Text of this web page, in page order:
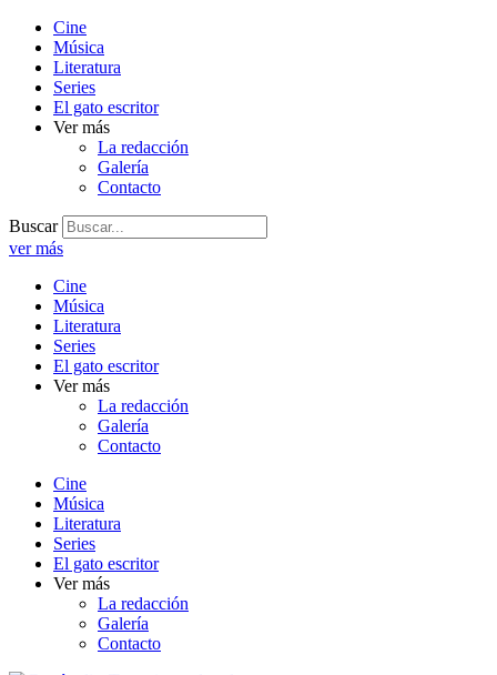
Cine
Música
Literatura
Series
El gato escritor
Ver más
La redacción
Galería
Contacto
Buscar
ver más
Cine
Música
Literatura
Series
El gato escritor
Ver más
La redacción
Galería
Contacto
Cine
Música
Literatura
Series
El gato escritor
Ver más
La redacción
Galería
Contacto